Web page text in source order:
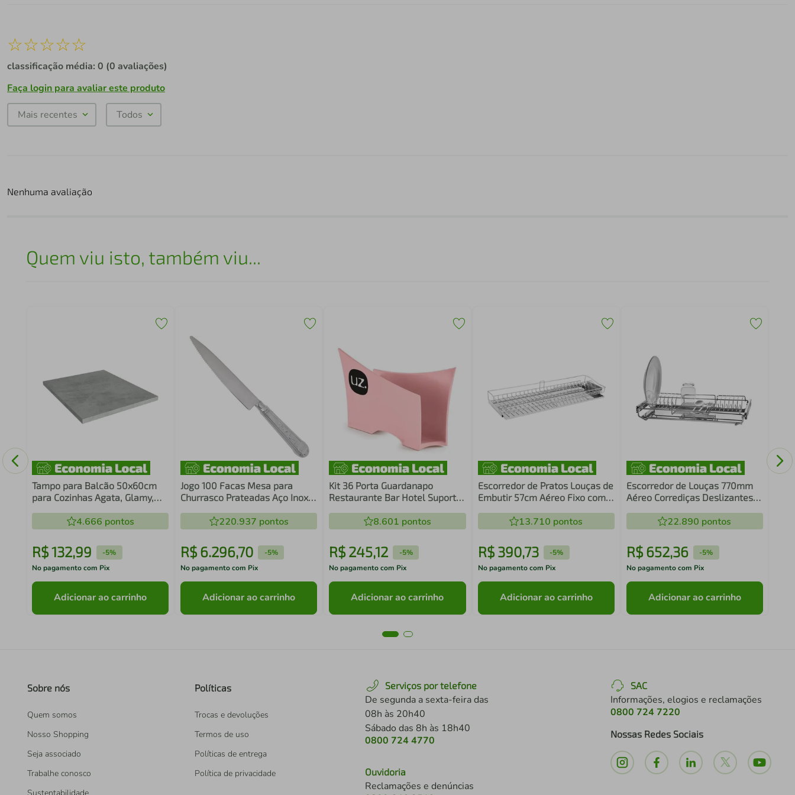
☆☆☆☆☆
classificação média: 0 (0 avaliações)
Faça login para avaliar este produto
Mais recentes Todos
Nenhuma avaliação
Quem viu isto, também viu...
Tampo para Balcão 50x60cm
para Cozinhas Agata, Glamy,
4.666 pontos
R$132,99 -5%
No pagamento com Pix
Adicionar ao carrinho
Jogo 100 Facas Mesa para
Churrasco Prateadas Aço Inox
220.937 pontos
R$ 6.296,70 -5%
No pagamento com Pix
Adicionar ao carrinho
Kit 36 Porta Guardanapo
Restaurante Bar Hotel Suporte
8.601 pontos
R$245,12 -5%
No pagamento com Pix
Adicionar ao carrinho
Escorredor de Pratos Louças de
Embutir 57cm Aéreo Fixo com
13.710 pontos
R$ 390,73 -5%
No pagamento com Pix
Adicionar ao carrinho
Escorredor de Louças 770mm
Aéreo Corrediças Deslizantes
22.890 pontos
R$ 652,36 -5%
No pagamento com Pix
Adicionar ao carrinho
Sobre nós
Quem somos
Nosso Shopping
Seja associado
Trabalhe conosco
Políticas
Trocas e devoluções
Termos de uso
Políticas de entrega
Política de privacidade
Serviços por telefone
De segunda a sexta-feira das
08h às 20h40
Sábado das 8h às 18h40
0800 724 4770
Ouvidoria
Reclamações e denúncias
SAC
Informações, elogios e reclamações
0800 724 7220
Nossas Redes Sociais